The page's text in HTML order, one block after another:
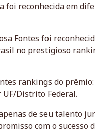
foi reconhecida em
Fontes foi
no prestigioso
rankings do
UF/Distrito Federal.
de seu talento
com o sucesso